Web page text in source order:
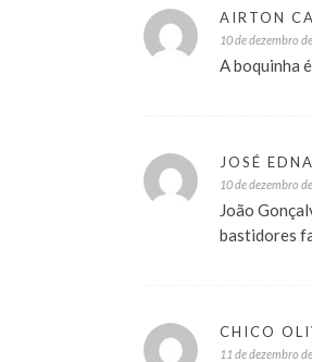
AIRTON
10 de dezembro
A boquinha
JOSÉ
10 de dezembro
João
bastidores
CHICO
11 de dezembro